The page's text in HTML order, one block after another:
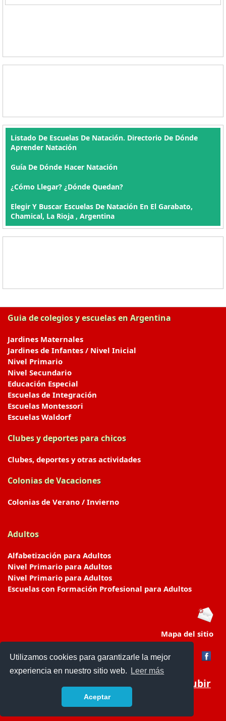
Utilizamos cookies para garantizarle la mejor
experiencia en nuestro sitio web.
Leer más
Aceptar
Listado De Escuelas De Natación. Directorio De Dónde
Aprender Natación
Guía De Dónde Hacer Natación
¿Cómo Llegar? ¿Dónde Quedan?
Elegir Y Buscar Escuelas De Natación En El Garabato,
Chamical, La Rioja , Argentina
Guia de colegios y escuelas en Argentina
Jardines Maternales
Jardines de Infantes / Nivel Inicial
Nivel Primario
Nivel Secundario
Educación Especial
Escuelas de Integración
Escuelas Montessori
Escuelas Waldorf
Clubes y deportes para chicos
Clubes, deportes y otras actividades
Colonias de Vacaciones
Colonias de Verano / Invierno
Adultos
Alfabetización para Adultos
Nivel Primario para Adultos
Nivel Primario para Adultos
Escuelas con Formación Profesional para Adultos
Mapa del sitio
Subir